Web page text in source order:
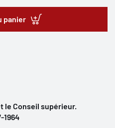
panier
le Conseil supérieur.
1964